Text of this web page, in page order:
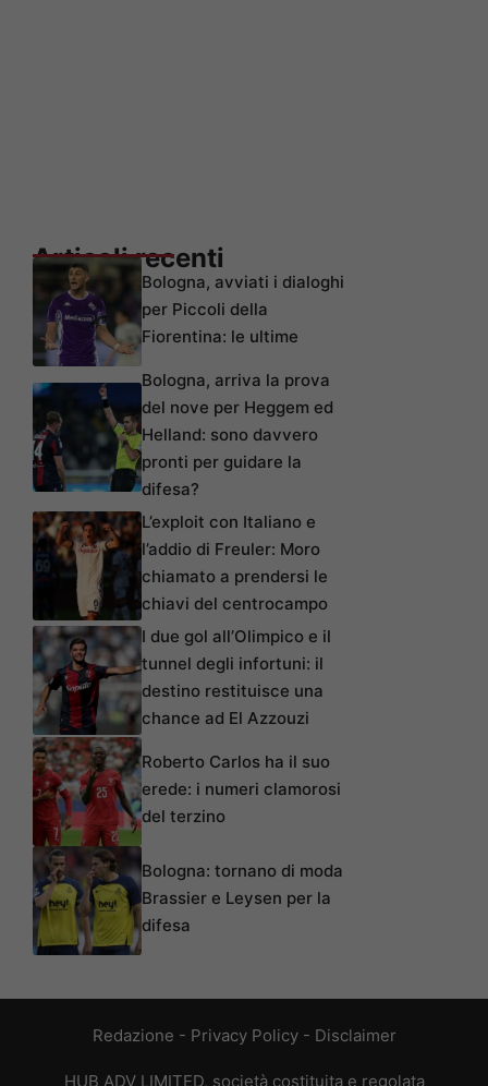
Articoli recenti
Bologna, avviati i dialoghi
per Piccoli della
Fiorentina: le ultime
Bologna, arriva la prova
del nove per Heggem ed
Helland: sono davvero
pronti per guidare la
difesa?
L’exploit con Italiano e
l’addio di Freuler: Moro
chiamato a prendersi le
chiavi del centrocampo
I due gol all’Olimpico e il
tunnel degli infortuni: il
destino restituisce una
chance ad El Azzouzi
Roberto Carlos ha il suo
erede: i numeri clamorosi
del terzino
Bologna: tornano di moda
Brassier e Leysen per la
difesa
Redazione - Privacy Policy- Disclaimer
HUB ADV LIMITED, società costituita e regolata